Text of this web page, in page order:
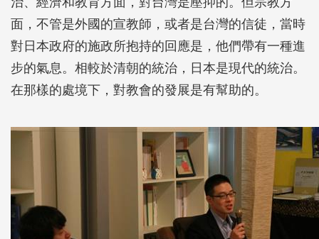
面，不管是外國的宣教師，或者是台灣的信徒，當時
對日本政府的施政所抱持的回應是，他們帶有一種進
步的氣息。相較於清朝的統治，日本是現代的統治。
在那樣的處境下，對教會的發展是有幫助的。